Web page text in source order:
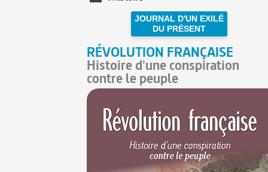
JOURNAL D'UN EXILÉ
DU PRÉSENT
RÉVOLUTION FRANÇAISE
Histoire d'une conspiration
contre le peuple